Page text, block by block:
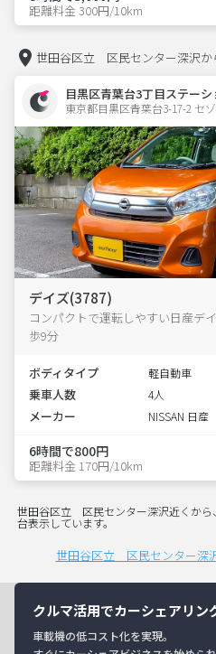
距離料金 300円/10km
世田谷区立 区民センター深沢か
目黒区青葉台3丁目ステーシ
東京都目黒区青葉台3-17-2 セ
デイズ(3787)
コンパクトで運転しやすい日産デ
歩9分
ボディタイプ 軽自動車
乗車人数 4人
メーカー NISSAN 日産
6時間で800円
距離料金 170円/10km
世田谷区立 区民センター深沢近くから
台表示しています。
世田谷区立 区民センター深
クルマ活用でカーシェアリン
車載機の低コスト化を実現。